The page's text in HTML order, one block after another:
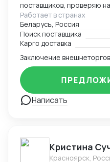
поставщиков, проверяю
выстраиваю
Осуществляю полный цикл
производителями от
товаров, до поставки
Берусь за сложные
нестандартные вопросы.
Работает в странах
Беларусь, Россия
Поиск поставщика
Карго доставка
Написать
Кристина
Красноярск,